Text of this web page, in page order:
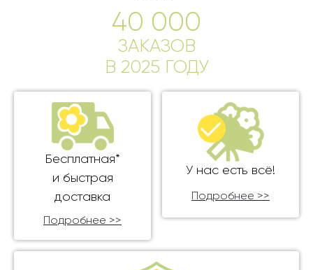
40 000
ЗАКАЗОВ
В 2025 ГОДУ
Бесплатная*
и быстрая
доставка
Подробнее >>
У нас есть всё!
Подробнее >>